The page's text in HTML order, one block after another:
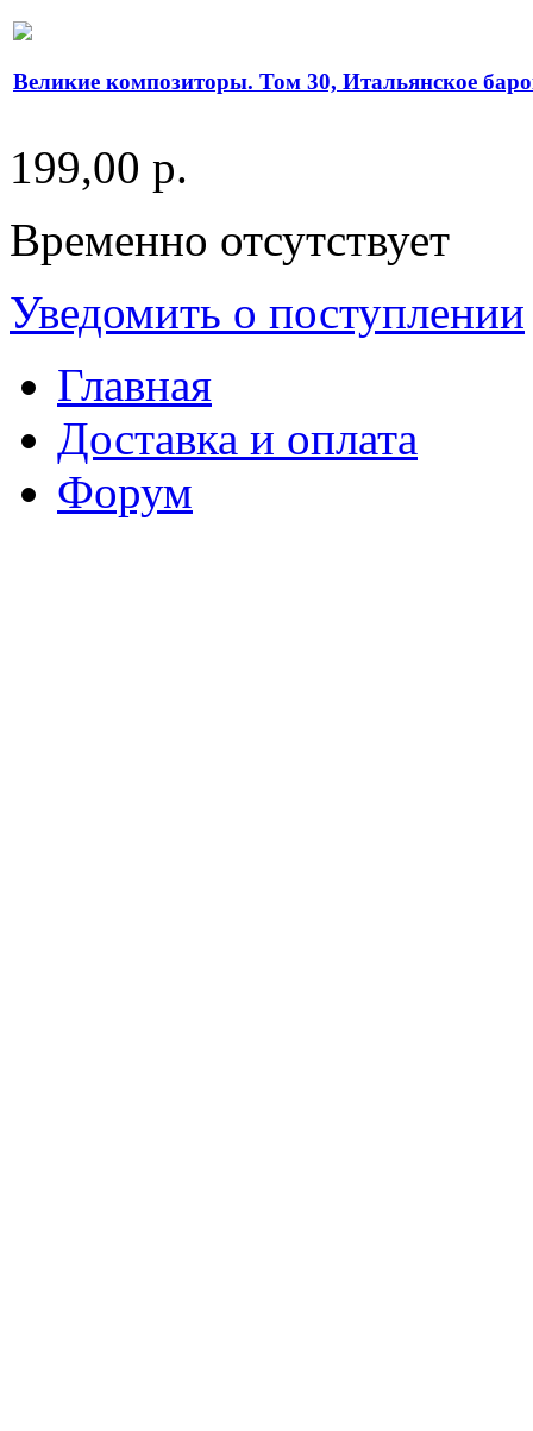
Великие композиторы. Том 30, Итальянское
199,00 р.
Временно отсутствует
Уведомить о поступлении
Главная
Доставка и оплата
Форум